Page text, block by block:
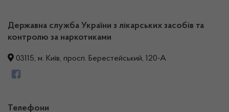
Державна служба України з лікарських засобів та
контролю за наркотиками
03115, м. Київ, просп. Берестейський, 120-А
Телефони